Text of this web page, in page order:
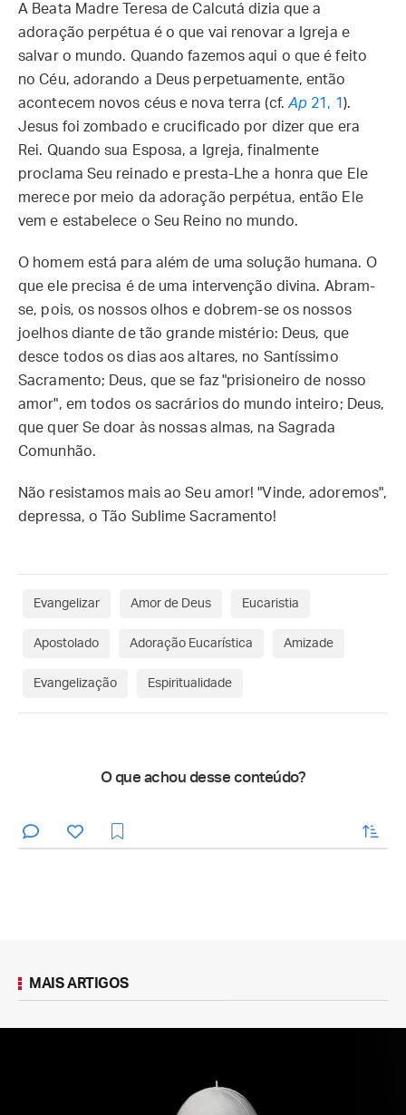
A Beata Madre Teresa de Calcutá dizia que a
adoração perpétua é o que vai renovar a Igreja e
salvar o mundo. Quando fazemos aqui o que é feito
no Céu, adorando a Deus perpetuamente, então
acontecem novos céus e nova terra (cf. Ap 21, 1 ).
Jesus foi zombado e crucificado por dizer que era
Rei. Quando sua Esposa, a Igreja, finalmente
proclama Seu reinado e presta-Lhe a honra que Ele
merece por meio da adoração perpétua, então Ele
vem e estabelece o Seu Reino no mundo.
O homem está para além de uma solução humana. O
que ele precisa é de uma intervenção divina. Abram-
se, pois, os nossos olhos e dobrem-se os nossos
joelhos diante de tão grande mistério: Deus, que
desce todos os dias aos altares, no Santíssimo
Sacramento; Deus, que se faz "prisioneiro de nosso
amor", em todos os sacrários do mundo inteiro; Deus,
que quer Se doar às nossas almas, na Sagrada
Comunhão.
Não resistamos mais ao Seu amor! "Vinde, adoremos",
depressa, o Tão Sublime Sacramento!
Evangelizar Amor de Deus Eucaristia
Apostolado Adoração Eucarística Amizade
Evangelização Espiritualidade
O que achou desse conteúdo?
enviar
MAIS ARTIGOS